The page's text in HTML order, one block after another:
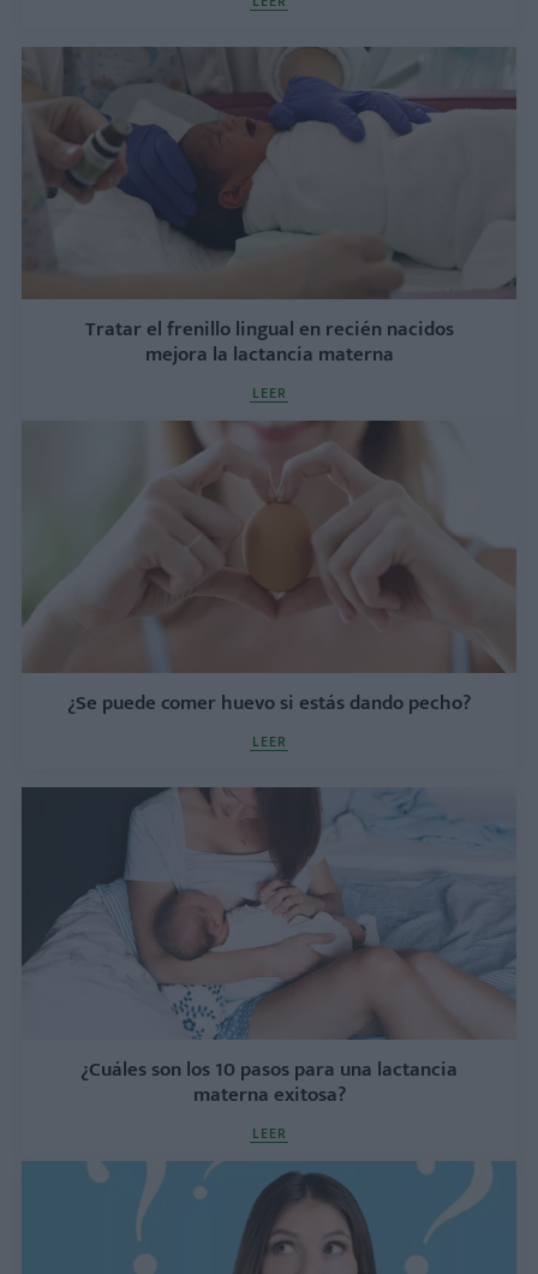
Tratar el frenillo lingual en recién nacidos
mejora la lactancia materna
LEER
¿Se puede comer huevo si estás dando pecho?
LEER
¿Cuáles son los 10 pasos para una lactancia
materna exitosa?
LEER